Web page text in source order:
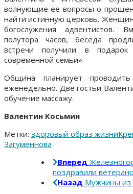
волнующие её вопросы о
найти истинную церковь.
богослужения адвентистов.
полутора часов, беседа
встречи получили в
современной семьи».
Община планирует
еженедельно. Две гостьи
обучение массажу.
Валентин Косьмин
Метки: здоровый образ жизни
Загуменнова
Вперед
поздравили
Назад Мужчины из